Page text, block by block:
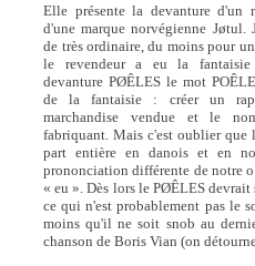
Elle présente la devanture d'un
d'une marque norvégienne Jøtul.
de très ordinaire, du moins pour
le revendeur a eu la fantaisie
devanture PØÊLES le mot
de la fantaisie : créer un
marchandise vendue et le
fabriquant. Mais c'est oublier que
part entière en danois et en
prononciation différente de notre
« eu ». Dès lors le PØÊLES devrait
ce qui n'est probablement pas le
moins qu'il ne soit snob au
chanson de Boris Vian (on